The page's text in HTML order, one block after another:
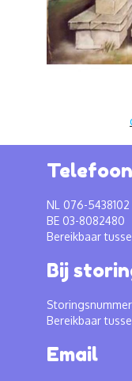
Telefoon
NL 076-5438102
BE 03-8082480
Bereikbaar
Bij
Bereikbaar
Email